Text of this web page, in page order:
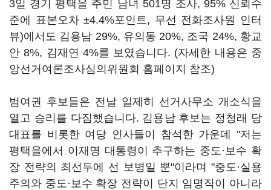
3일 경기 평택을 주민 남녀 501명 조사, 95% 신뢰수
준에 표본오차 ±4.4%포인트, 무선 전화조사원 인터
뷰)에서도 김용남 29%, 유의동 20%, 조국 24%, 황교
안 8%, 김재연 4%를 보였습니다. (자세한 내용은 중
앙선거여론조사심의위원회 홈페이지 참조)
범여권 후보들은 전날 일제히 선거사무소 개소식을
열고 승리를 다짐했습니다. 김용남 후보는 정청래 당
대표를 비롯한 여당 인사들이 참석한 가운데 "저는
평택을에서 이재명 대통령이 추구하는 중도·보수 확
장 전략의 최선두에 선 보병일 뿐"이라며 "중도·실용
주의와 중도·보수 확장 전략이 단지 임명직이 아니라